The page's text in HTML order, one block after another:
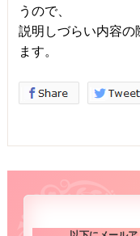
うので、
説明しづらい内容の
ます。